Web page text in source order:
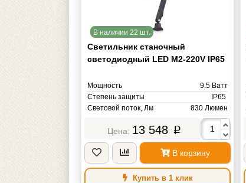
В наличии 22 шт.
Светильник станочный
светодиодный LED M2-220V IP65
Мощность
9.5 Ватт
Степень защиты
IP65
Световой поток, Лм
830 Люмен
4000-4500К (Теплый белый) Кельвин
AC ~220V Вольт
Масса
13 548 p
В корзину
Купить в 1 клик